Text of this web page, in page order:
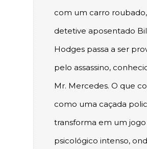
com um carro
detetive aposentado
Hodges passa a ser
pelo assassino,
Mr. Mercedes. O que
como uma caçada
transforma em um jogo
psicológico intenso,